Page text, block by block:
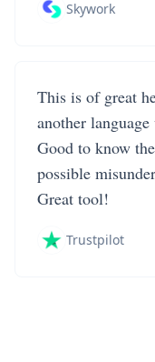
Skywork
This is of great
another
Good to know
possible
Great tool!
Trustpilot